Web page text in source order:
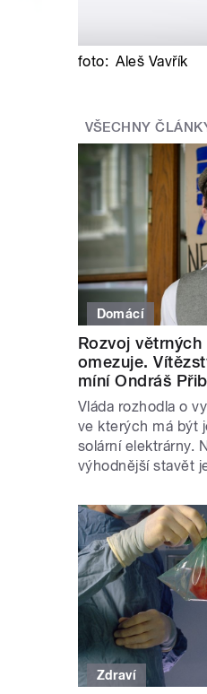
foto: Aleš Vavřík
VŠECHNY
Domácí
Rozvoj
omezuje.
míní Ondráš
Vláda rozhodla o
ve kterých má být
solární elektrárny.
výhodnější stavět
Zdraví